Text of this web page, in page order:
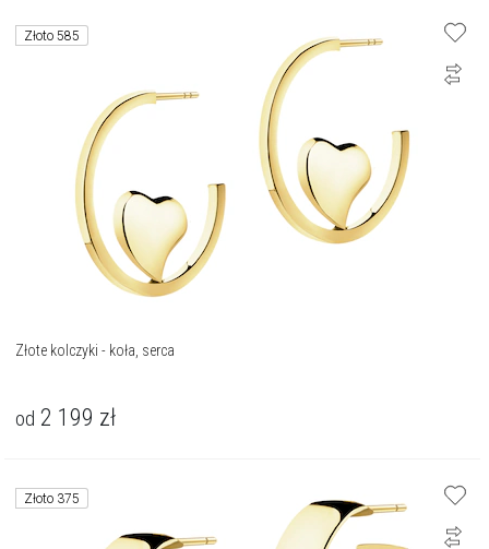
Złoto 585
Złote kolczyki - koła, serca
od 2 199 zł
Złoto 375